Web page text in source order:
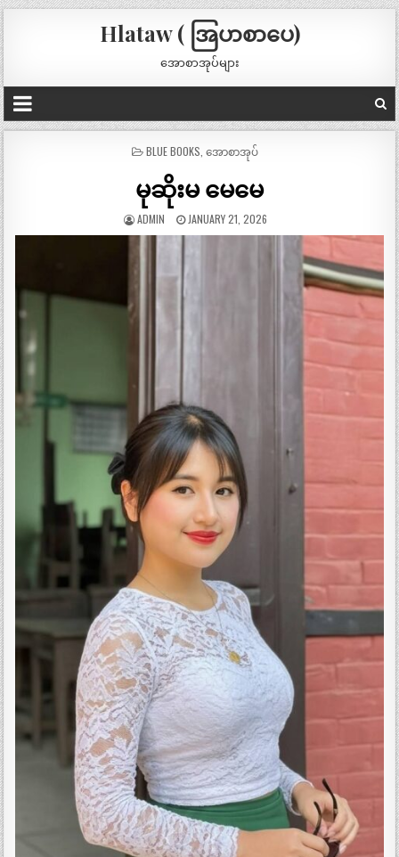
Hlataw ( အြပာစာပေ)
အောစာအုပ်များ
POSTED
BLUE BOOKS အောစာအုပ်
မုဆိုးမ မေမေ
ADMIN JANUARY 21, 2026